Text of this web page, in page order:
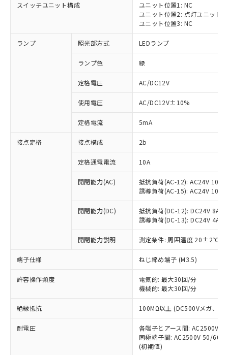
スイッチユニット構成
ユニット位置1: NC
ユニット位置2: 点灯ユニット
ユニット位置3: NC
ランプ 照光部方式 LEDランプ
ランプ色 緑
定格電圧 AC/DC12V
使用電圧 AC/DC12V±10%
定格電流 5mA
接点定格 接点構成 2b
定格通電電流 10A
開閉能力(AC)
抵抗負荷(AC-12): AC24V 10A/
誘導負荷(AC-15): AC24V
開閉能力(DC)
抵抗負荷(DC-12): DC24V 8A/
誘導負荷(DC-13): DC24V 4A/
開閉能力説明 測定条件: 周囲温度 20±2℃、
端子仕様 ねじ締め端子 (M3.5)
許容操作頻度
電気的: 最大30回/分
機械的: 最大30回/分
絶縁抵抗 100MΩ以上 (DC500Vメガ、点
耐電圧
各端子とアース間: AC2500V
同極端子間: AC2500V 50/
(初期値)
ご利用条件
以下の条件をお読みいただき、同意のうえ
ご利用ください。
本サービスは、当社制御機器事業取扱
商品の当社在庫状況および標準価格
(税抜)を提供させていただくもので
当社制御機器事業取扱商品の中には、
本サービスの対象外となる商品もある
ことをご了承ください。
在庫状況および標準価格照会結果は、
記載している更新日時点での社内デー
タに基づき作成されるものであり、閲
覧された時点での実際の在庫および標
準価格とは異なる場合があることをご
※1 対応状況
対応済み：EU RoHS指令（10物質）の
非含有に対応した製品が提供可能な商品で
す。
対応予定：EU RoHS指令（10物質）の非含
有に対応した製品に切り替える予定のある
対応予定なし：EU RoHS指令（10物質）の
非含有に非対応の商品で、対応品を出す予
定はありません。
調査・確認中：EU RoHS指令（10物質）の
非含有の対応状況を調査中または確認中の
非該当品：ライセンス料など無形物で、有
害物質有無と関係のない商品です。
仕入先様の事情により、非含有部品として
いたものが、含有品と判明した場合などや
むを得ず変更することがあります。
六価クロム(Cr(Ⅵ)) 1000ppm以下、ポリ臭化ビフェニル
類(PBB) 1000ppm以下、ポリ臭化ジフェニルエーテル類
「○」：最大均質材料含有率が中国RoHSの
基準値以下であることを示します。
「×」：最大均質材料含有率が中国RoHSの
基準値を超えていることを示します。
「－」：未確認です。当社販売部門へお問
*中国RoHS10物質の基準値 (GB/T26572)：
Pb(鉛) :1000ppm、 Hg(水銀) : 1000ppm、 Cd(カドミウ
Cr(Ⅵ)(六価クロム) : 1000ppm、 PBBs(ポリ臭化ビフェ
当社は、これら貴社製品のうち、外国
為替および外国貿易法に定める商品
（以下｢規制貨物等」という）を輸出
または国外への提供する場合は、日本
国政府の輸出許可(または役務取引許
可)を取得するなどの必要な手続きを